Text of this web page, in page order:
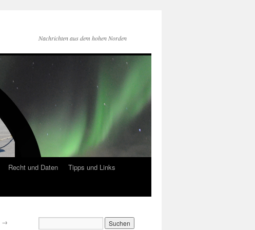
Nachrichten aus dem hohen Norden
Recht und Daten
Tipps und Links
→